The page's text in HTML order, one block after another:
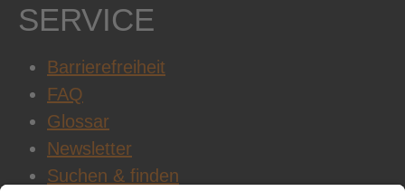
SERVICE
Barrierefreiheit
FAQ
Glossar
Newsletter
Suchen & finden